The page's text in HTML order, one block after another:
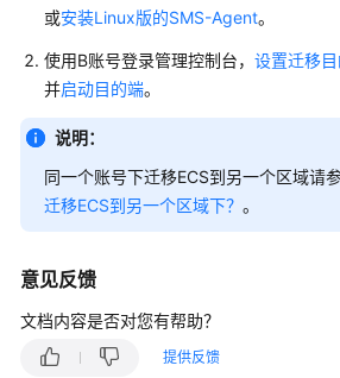
快
速
入
门
户
指
南
最
佳
践
或安装Linux版的SMS-Agent。
使用B账号登录管理控制台， 设置迁移
并启动目的端。
说明：
同一个账号下迁移ECS到另一个区域请
迁移ECS到另一个区域下？ 。
意见反馈
文档内容是否对您有帮助？
提供反馈